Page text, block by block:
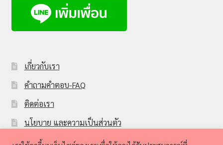
เกี่ยวกับเรา
คำถามคำตอบ-FAQ
ติดต่อเรา
นโยบาย และความเป็นส่วนตัว
Sbuynetwork member